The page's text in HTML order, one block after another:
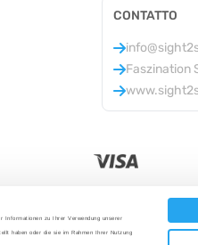
Informationen zu Ihrer Verwendung unserer
haben oder die sie im Rahmen Ihrer Nutzung
CONTATTO
Faszination
Valuta: